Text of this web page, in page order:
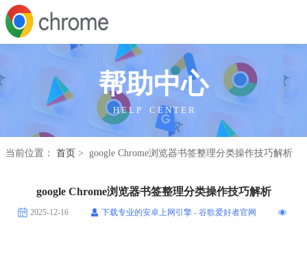
帮助中心
H E L P C E N T E R
当前位置： 首页 > google Chrome浏览器书签整理分类操作技巧解析
google Chrome浏览器书签整理分类操作技巧解析
2025-12-16 下载专业的安卓上网引擎 - 谷歌爱好者官网